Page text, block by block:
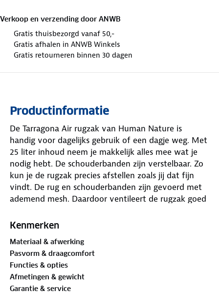
Verkoop en verzending door ANWB
Gratis thuisbezorgd vanaf 50,-
Gratis afhalen in ANWB Winkels
Gratis retourneren binnen 30 dagen
Productinformatie
De Tarragona Air rugzak van Human Nature is
handig voor dagelijks gebruik of een dagje weg. Met
25 liter inhoud neem je makkelijk alles mee wat je
nodig hebt. De schouderbanden zijn verstelbaar. Zo
kun je de rugzak precies afstellen zoals jij dat fijn
vindt. De rug en schouderbanden zijn gevoerd met
ademend mesh. Daardoor ventileert de rugzak goed
weer of tijdens een stevige wandeling.
Er zijn twee hoofdvakken. In het ene vak zit een
organiser voor kleine spullen. Het andere vak heeft
ruimte voor een 17 inch laptop en een waterzak. Zo
blijft alles netjes op zijn plek. Aan de zijkanten zitten
Kenmerken
Materiaal & afwerking
Pasvorm & draagcomfort
Functies & opties
Afmetingen & gewicht
Garantie & service